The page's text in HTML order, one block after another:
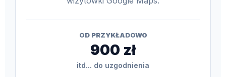
OD PRZYKŁADOWO
900 zł
itd... do uzgodnienia